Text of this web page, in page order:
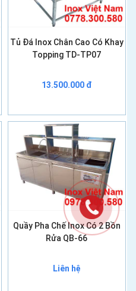
Tủ Đá Inox Chân Cao Có Khay
Topping TD-TP07
13.500.000 đ
Quầy Pha Chế Inox Có 2 Bồn
Rửa QB-66
Liên hệ